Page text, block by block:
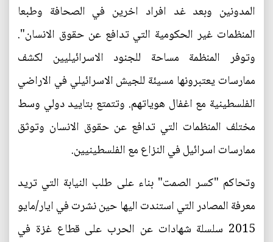
المدونين وبعد غد افراد اخرين في الصحافة وطبعا
المنظمات غير الحكومية التي تدافع عن حقوق الانسان".
وتوفر المنظمة مساحة للجنود الاسرائيليين لكشف
ممارسات يعتبرونها مسيئة للجيش الاسرائيلي في الاراضي
الفلسطينية مع اغفال هوياتهم. وتتمتع بتاييد دولي وسط
مختلف المنظمات التي تدافع عن حقوق الانسان وتوثق
ممارسات اسرائيل في النزاع مع الفلسطينيين.
وتحاكم "كسر الصمت" بناء على طلب النيابة التي تريد
معرفة المصادر التي استندت اليها حين نشرت في ايار/مايو
2015 سلسلة شهادات عن الحرب على قطاع غزة في